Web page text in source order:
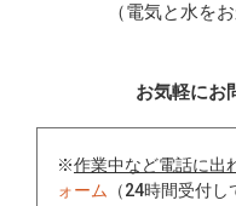
（電気と水を
お気軽にお
※作業中など電話に出
ォーム （24時間受付